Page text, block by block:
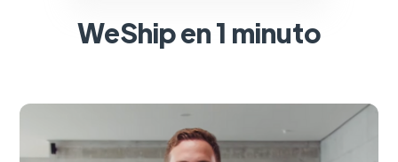
WeShip en 1 minuto